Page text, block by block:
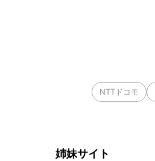
NTTドコモ
姉妹サイト